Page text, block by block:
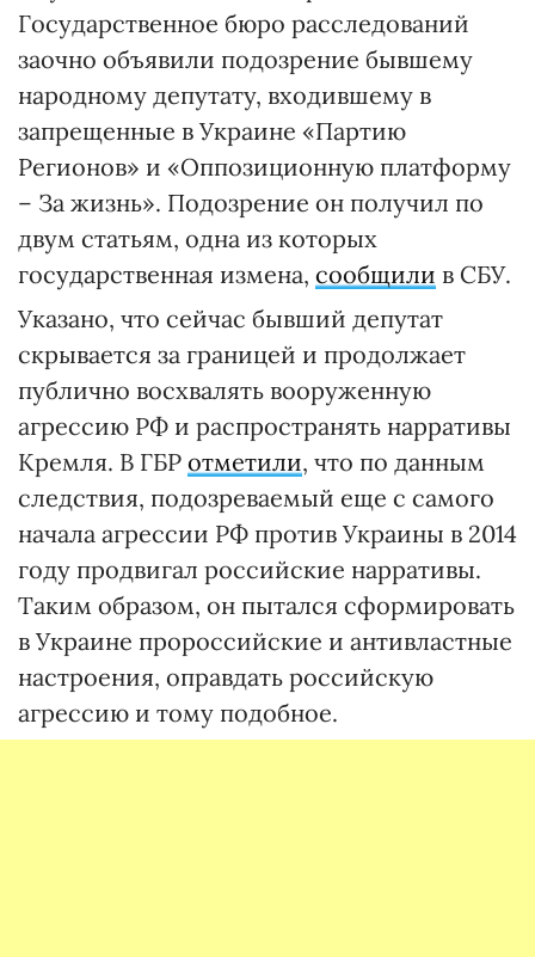
Государственное бюро расследований
заочно объявили подозрение бывшему
народному депутату, входившему в
запрещенные в Украине «Партию
Регионов» и «Оппозиционную платформу
– За жизнь». Подозрение он получил по
двум статьям, одна из которых
государственная измена, сообщили в СБУ.
Указано, что сейчас бывший депутат
скрывается за границей и продолжает
публично восхвалять вооруженную
агрессию РФ и распространять нарративы
Кремля. В ГБР отметили, что по данным
следствия, подозреваемый еще с самого
начала агрессии РФ против Украины в 2014
году продвигал российские нарративы.
Таким образом, он пытался сформировать
в Украине пророссийские и антивластные
настроения, оправдать российскую
агрессию и тому подобное.